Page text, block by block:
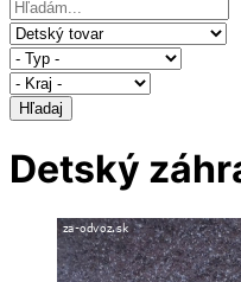
Hľadaj
Detský